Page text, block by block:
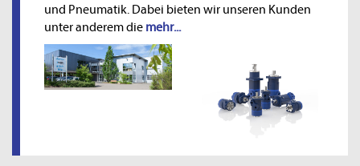
und Pneumatik. Dabei bieten wir unseren Kunden
unter anderem die mehr...